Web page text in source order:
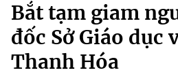
Bắt tạm giam
đốc Sở Giáo dục
Thanh Hóa